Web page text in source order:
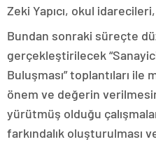
Zeki Yapıcı, okul
Bundan sonraki süreçte
gerçekleştirilecek
Buluşması” toplantıları
önem ve değerin
yürütmüş olduğu
farkındalık oluşturulması